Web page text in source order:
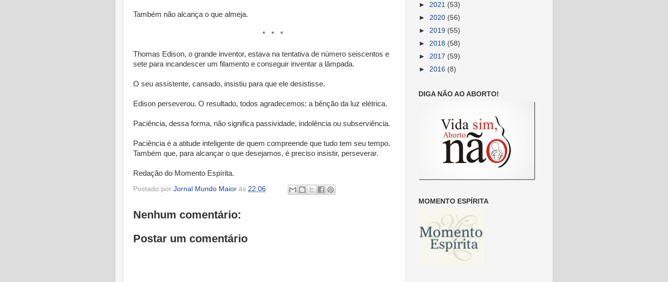
Também não alcança o que almeja.
* * *
Thomas Edison, o grande inventor, estava na tentativa de número seiscentos e
sete para incandescer um filamento e conseguir inventar a lâmpada.
O seu assistente, cansado, insistiu para que ele desistisse.
Edison perseverou. O resultado, todos agradecemos: a bênção da luz elétrica.
Paciência, dessa forma, não significa passividade, indolência ou subserviência.
Paciência é a atitude inteligente de quem compreende que tudo tem seu tempo.
Também que, para alcançar o que desejamos, é preciso insistir, perseverar.
Redação do Momento Espírita.
Postado por Jornal Mundo Maior às 22:06
Nenhum comentário:
Postar um comentário
► 2021 (53)
► 2020 (56)
► 2019 (55)
► 2018 (58)
► 2017 (59)
► 2016 (8)
DIGA NÃO AO ABORTO!
MOMENTO ESPÍRITA